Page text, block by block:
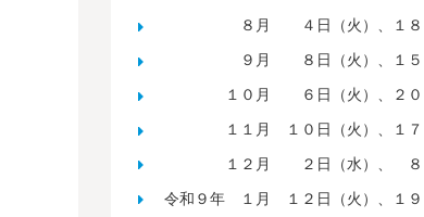
８月 ４日（火）、１８日（
９月 ８日（火）、１５日（
１０月 ６日（火）、２０日（
１１月 １０日（火）、１７日
１２月 ２日（水）、 ８日（
令和９年 １月 １２日（火）、１９